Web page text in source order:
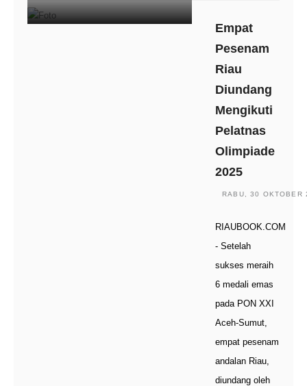
Empat
Pesenam
Riau
Diundang
Mengikuti
Pelatnas
Olimpiade
2025
RABU, 30
RIAUBOOK.COM
- Setelah
sukses meraih
6 medali emas
pada PON XXI
Aceh-Sumut,
empat pesenam
andalan Riau,
diundang oleh